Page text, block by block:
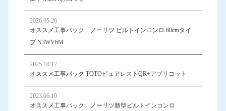
2026.05.26
オススメ工事パック ノーリツ ビルトインコンロ 60cmタイ
プ N3WV6M
2025.10.17
オススメ工事パック TOTOピュアレストQR+アプリコット
2023.06.10
オススメ工事パック ノーリツ新型ビルトインコンロ